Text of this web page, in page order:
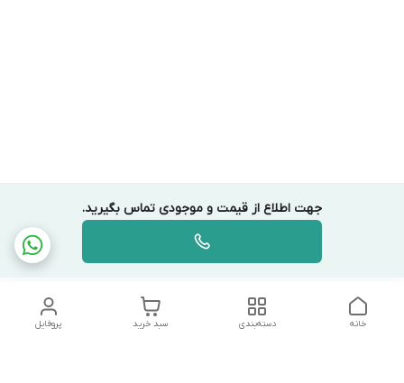
جهت اطلاع از قیمت و موجودی تماس بگیرید.
پروفایل سبد خرید دسته‌بندی خانه